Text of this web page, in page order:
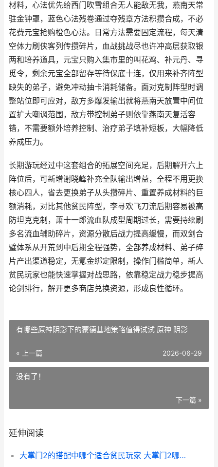
材料，心法优先给西门吹雪组合无人能敌无我，燕南天常
驻金钟罩，蓝色心法残卷通过夺残章方法积攒合成，不必
花费元宝抢购橙色心法。日常方法需要固定流程，每天清
空体力刷侠客列传攒碎片，血战挑战尽也许冲高层获取银
两和培养道具，元宝只购入集市里的叫花鸡、补元丹、寻
觅令，剩余元宝全部留存等待保底十连，仅用来补齐阵型
缺失的弟子，避免冲动抽卡消耗储备。面对克制阵型时调
整站位即可应对，敌方多爆发输出就将燕南天放置中间位
置扩大嘲讽范围，敌方带控制弟子则依靠燕南天复活容
错，不需要额外培养控制、治疗弟子填补短板，大幅降低
养成压力。
长期游玩经过中这套组合的拓展空间充足，后期解开六上
阵位后，可新增谢晓峰补充全队输出增益，全程不用更换
核心四人，省去更换弟子从头攒碎片、重置养成材料的巨
额消耗，对比其他贫民阵型，李寻欢飞刀流后期容易被高
防坦克克制，萧十一郎流血队成型周期过长，需要持续刷
多名流血辅助碎片，资源分散后战力提高缓慢，而双剑合
璧体系从开荒到中后期全程强势，全部养成材料、弟子碎
片产出渠道稳定，无氪金绑定限制，操作门槛简单，新人
贫民玩家也能快速掌握对战思路，依靠稳定战力稳步提高
论剑排行，解开更多商店兑换资源，形成良性循环。
有哪些原神阴影下的蒙德基地策略值得试试 原神 阴影
« 上一篇 2026-06-29
没有了！
下一篇 »
延伸阅读
大掌门2的搭配中哪个适合贫民玩家 大掌门2哪个阵容最强